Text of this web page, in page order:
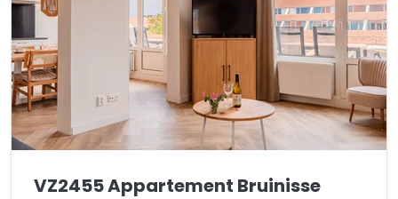
VZ2455 Appartement Bruinisse